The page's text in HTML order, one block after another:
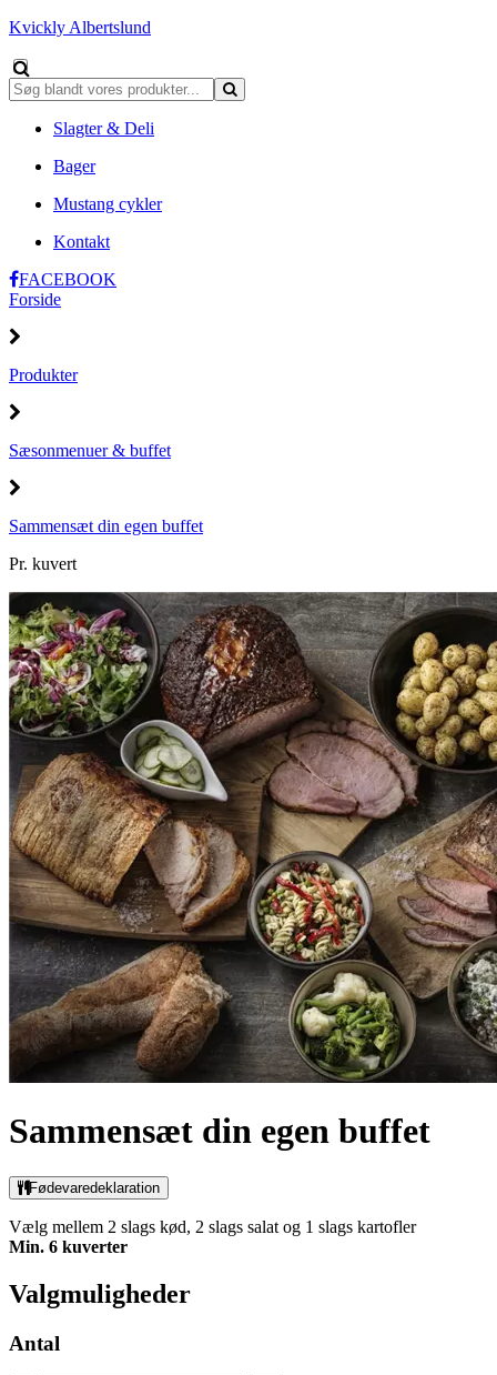
Kvickly Albertslund
Slagter & Deli
Bager
Mustang cykler
Kontakt
FACEBOOK
Forside
Produkter
Sæsonmenuer & buffet
Sammensæt din egen buffet
Pr. kuvert
Sammensæt din egen buffet
Fødevaredeklaration
Vælg mellem 2 slags kød, 2 slags salat og 1 slags kartofler
Min. 6 kuverter
Valgmuligheder
Antal